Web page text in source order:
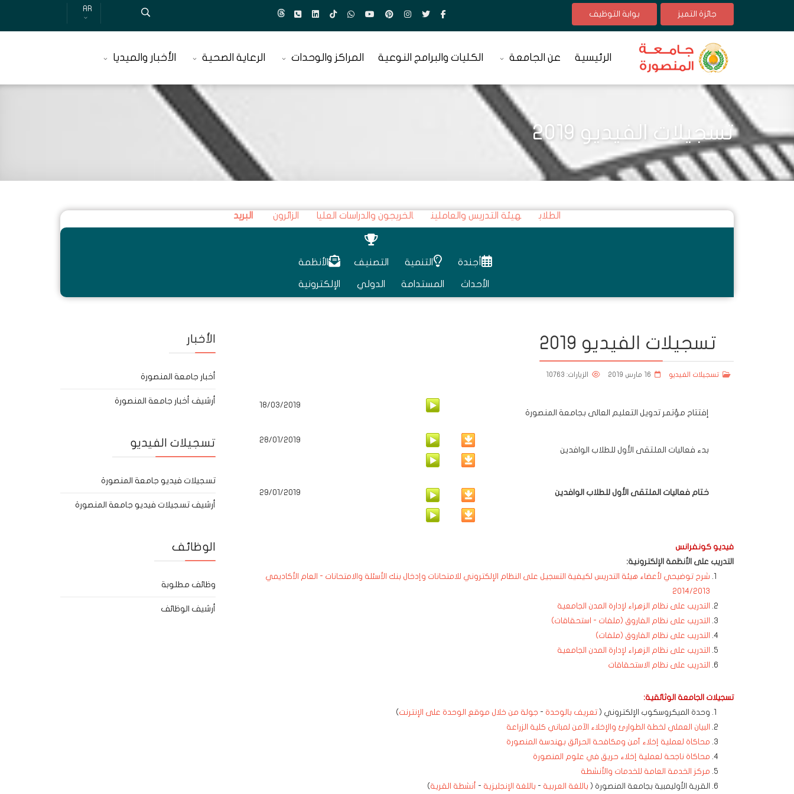
جائزة التميز بوابة التوظيف
AR
الرئيسية عن الجامعة الكليات والبرامج النوعية المراكز والوحدات الرعاية الصحية الأخبار والميديا
تسجيلات الفيديو 2019
الطلاب هيئة التدريس والعاملين الخريجون والدراسات العليا الزائرون البريد
أجندة
الأحداث
التنمية
المستدامة
التصنيف
الدولي
الأنظمة
الإلكترونية
تسجيلات الفيديو 2019
تسجيلات الفيديو 16 مارس 2019 الزيارات: 10763
إفتتاح مؤتمر تدويل التعليم العالى بجامعة المنصورة
18/03/2019
بدء فعاليات الملتقى الأول للطلاب الوافدين
28/01/2019
ختام فعاليات الملتقى الأول للطلاب الوافدين 29/01/2019
فيديو كونفرانس
التدريب على الأنظمة الإلكترونية:
شرح توضيحي لأعضاء هيئة التدريس لكيفية التسجيل على النظام الإلكتروني للامتحانات وإدخال بنك الأسئلة والامتحانات - العام الأكاديمي
2014/2013
التدريب على نظام الزهراء لإدارة المدن الجامعية
التدريب على نظام الفاروق (ملفات - استحقاقات)
التدريب على نظام الفاروق (ملفات)
التدريب على نظام الزهراء لإدارة المدن الجامعية
التدريب على نظام الاستحقاقات
تسجيلات الجامعة الوثائقية:
وحدة الميكروسكوب الإلكتروني ( تعريف بالوحدة - جولة من خلال موقع الوحدة على الإنترنت)
البيان العملي لخطة الطوارئ والإخلاء الآمن لمباني كلية الزراعة
محاكاة لعملية إخلاء آمن ومكافحة الحرائق بهندسة المنصورة
محاكاة ناجحة لعملية إخلاء حريق في علوم المنصورة
مركز الخدمة العامة للخدمات والأنشطة
القرية الأوليمبية بجامعة المنصورة ( باللغة العربية - باللغة الإنجليزية - أنشطة القرية)
الأخبار
أخبار جامعة المنصورة
أرشيف أخبار جامعة المنصورة
تسجيلات الفيديو
تسجيلات فيديو جامعة المنصورة
أرشيف تسجيلات فيديو جامعة المنصورة
الوظائف
وظائف مطلوبة
أرشيف الوظائف